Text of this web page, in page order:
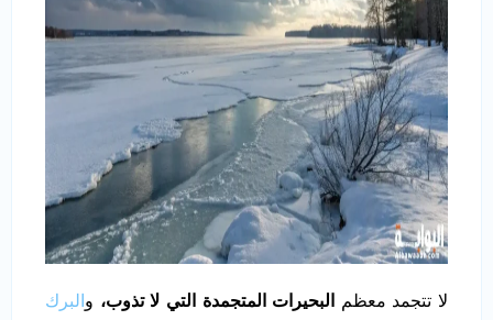
لا تتجمد معظم البحيرات المتجمدة التي لا تذوب، و البرك